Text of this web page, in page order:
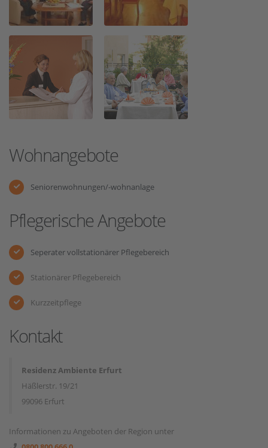
Wohnangebote
Seniorenwohnungen/-wohnanlage
Pflegerische Angebote
Seperater vollstationärer Pflegebereich
Stationärer Pflegebereich
Kurzzeitpflege
Kontakt
Residenz Ambiente Erfurt
Häßlerstr. 19/21
99096 Erfurt
Informationen zu Angeboten der Region unter